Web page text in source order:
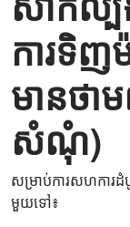
ការទិញ
មានថ
សំណុំ)
សម្រាប់ការសហការ
មួយទៅ៖